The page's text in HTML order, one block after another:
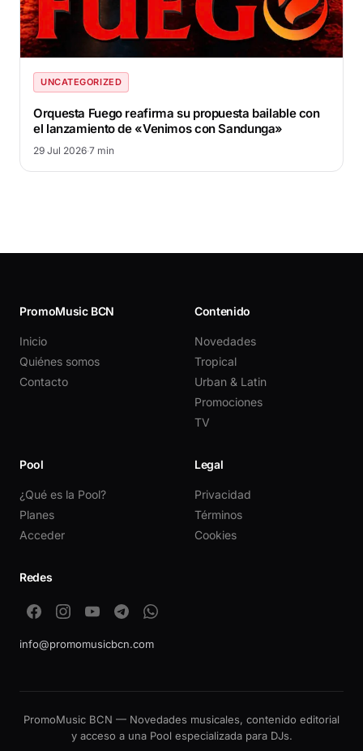
UNCATEGORIZED
Orquesta Fuego reafirma su propuesta bailable con
el lanzamiento de «Venimos con Sandunga»
29 Jul 2026·7 min
PromoMusic BCN
Inicio
Quiénes somos
Contacto
Contenido
Novedades
Tropical
Urban & Latin
Promociones
TV
Pool
¿Qué es la Pool?
Planes
Acceder
Legal
Privacidad
Términos
Cookies
Redes
info@promomusicbcn.com
PromoMusic BCN — Novedades musicales, contenido editorial
y acceso a una Pool especializada para DJs.